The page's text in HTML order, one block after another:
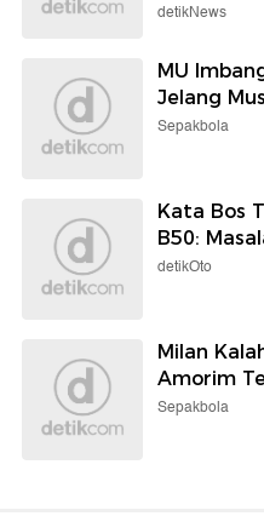
detikNews
MU
Jelang
Sepakbola
Kata Bos
B50:
detikOto
Milan
Amorim
Sepakbola